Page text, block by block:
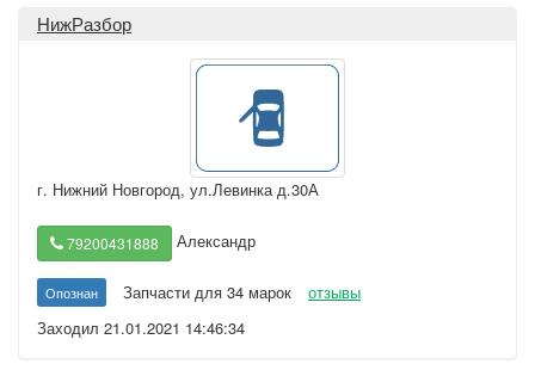
НижРазбор
г. Нижний Новгород, ул.Левинка д.30А
79200431888 Александр
Опознан Запчасти для 34 марок
отзывы
Заходил 21.01.2021 14:46:34